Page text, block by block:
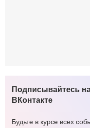
Подписывайтесь
ВКонтакте
Будьте в курсе всех